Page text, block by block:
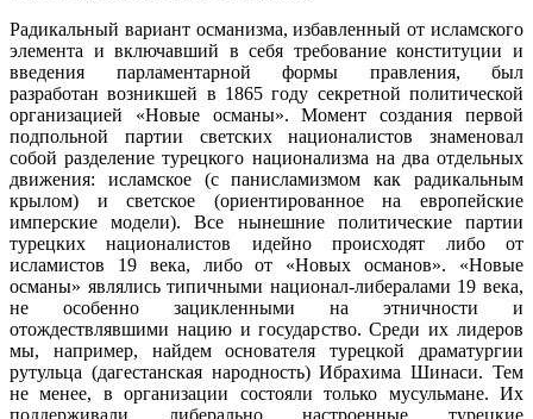
Радикальный вариант османизма, избавленный от исламского
элемента и включавший в себя требование конституции и
введения парламентарной формы правления, был
разработанвозникшей в 1865 году секретной политической
организацией «Новые османы». Момент создания первой
подпольной партии светских националистов знаменовал
собой разделение турецкого национализма на два отдельных
движения: исламское (с панисламизмом как радикальным
крылом) и светское (ориентированное на европейские
имперские модели). Все нынешние политические партии
турецких националистов идейно происходят либо от
исламистов 19 века, либо от «Новых османов». «Новые
османы» являлись типичными национал-либералами 19 века,
не особенно зацикленными на этничности и
отождествлявшими нацию и государство. Среди их лидеров
мы, например, найдем основателя турецкой драматургии
рутульца (дагестанская народность) Ибрахима Шинаси. Тем
не менее, в организации состояли только мусульмане. Их
поддерживали либерально настроенные турецкие